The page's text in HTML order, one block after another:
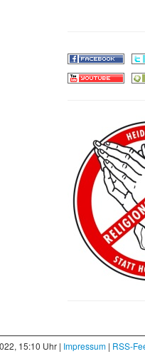
15:10 Uhr | Impressum | RSS-